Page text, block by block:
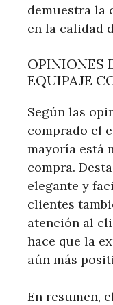
demuestra la
en la calidad
OPINIONES
EQUIPAJE
Según las
comprado el
mayoría está
compra.
elegante y
clientes
atención al
hace que la
aún más
En resumen,